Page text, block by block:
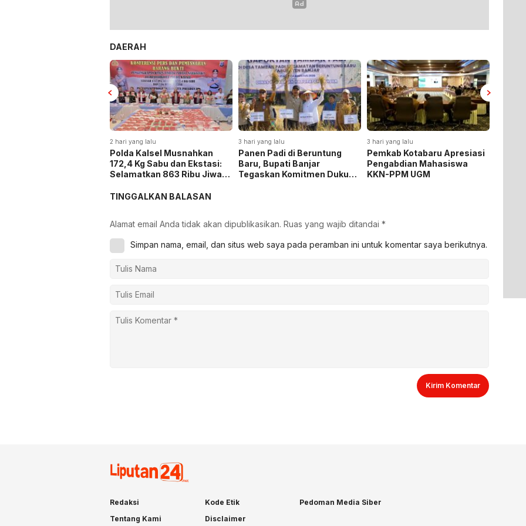
DAERAH
2 hari yang lalu
Polda Kalsel Musnahkan
172,4 Kg Sabu dan Ekstasi:
Selamatkan 863 Ribu Jiwa
4,3 Triliun
3 hari yang lalu
Panen Padi di Beruntung
Baru, Bupati Banjar
Tegaskan Komitmen Dukung
3 hari yang lalu
Pemkab Kotabaru Apresiasi
Pengabdian Mahasiswa
KKN-PPM UGM
TINGGALKAN BALASAN
Alamat email Anda tidak akan dipublikasikan. Ruas yang wajib ditandai *
Simpan nama, email, dan situs web saya pada peramban ini untuk komentar saya berikutnya.
Redaksi Kode Etik
Pedoman Media Siber
Tentang Kami
Disclaimer